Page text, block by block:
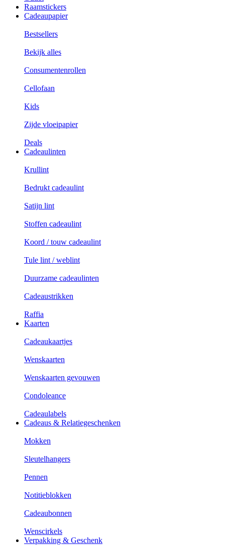
Raamstickers
Cadeaupapier
Bestsellers
Bekijk alles
Consumentenrollen
Cellofaan
Kids
Zijde vloeipapier
Deals
Cadeaulinten
Krullint
Bedrukt cadeaulint
Satijn lint
Stoffen cadeaulint
Koord / touw cadeaulint
Tule lint / weblint
Duurzame cadeaulinten
Cadeaustrikken
Raffia
Kaarten
Cadeaukaartjes
Wenskaarten
Wenskaarten gevouwen
Condoleance
Cadeaulabels
Cadeaus & Relatiegeschenken
Mokken
Sleutelhangers
Pennen
Notitieblokken
Cadeaubonnen
Wenscirkels
Verpakking & Geschenk